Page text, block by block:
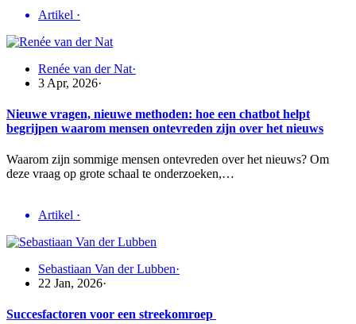
Artikel ·
Renée van der Nat·
3 Apr, 2026·
Nieuwe vragen, nieuwe methoden: hoe een chatbot helpt
begrijpen waarom mensen ontevreden zijn over het nieuws
Waarom zijn sommige mensen ontevreden over het nieuws? Om
deze vraag op grote schaal te onderzoeken,…
Artikel ·
Sebastiaan Van der Lubben·
22 Jan, 2026·
Succesfactoren voor een streekomroep